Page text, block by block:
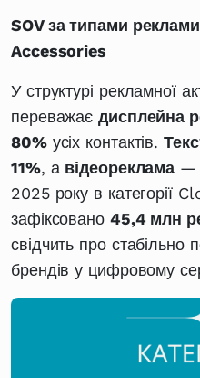
SOV за типами
Accessories
У структурі рекламної
переважаєдисплейна
80%усіх контактів.
11%, а відеореклама —
2025 року в категорії
зафіксовано 45,4 млн
свідчить про стабільно
брендів у цифровому